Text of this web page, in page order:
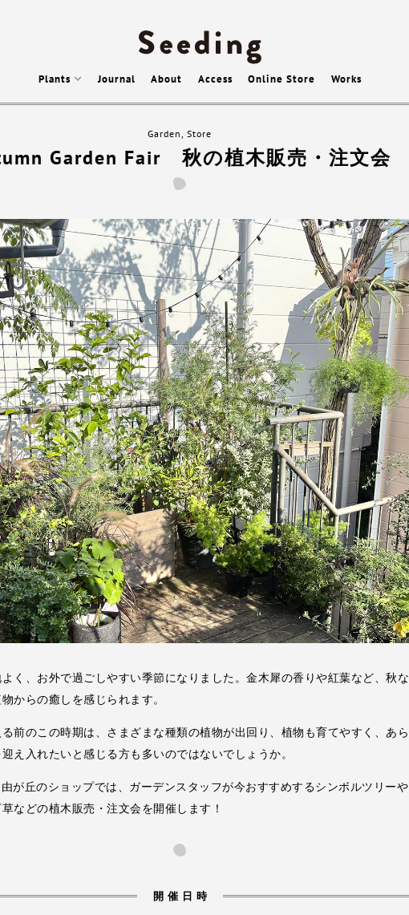
Plants Journal About Access Online Store Works
Garden, Store
Garden Fair 秋の植木販売・注文会
く、お外で過ごしやすい季節になりました。金木犀の香りや紅葉など、秋な
からの癒しを感じられます。
前のこの時期は、さまざまな種類の植物が出回り、植物も育てやすく、あら
え入れたいと感じる方も多いのではないでしょうか。
が丘のショップでは、ガーデンスタッフが今おすすめするシンボルツリーや
などの植木販売・注文会を開催します！
開催日時